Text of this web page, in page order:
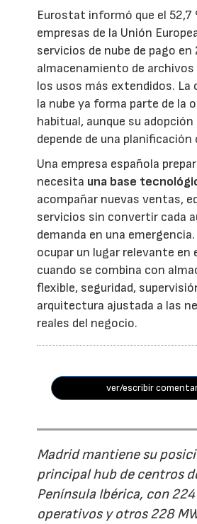
Eurostat informó que el 52,7
empresas de la Unión
servicios de nube de pago en
almacenamiento de
los usos más extendidos. La
la nube ya forma parte de la
habitual, aunque su
depende de una
Una empresa española
necesita una base
acompañar nuevas ventas,
servicios sin convertir cada
demanda en una emergencia.
ocupar un lugar relevante en
cuando se combina con
flexible, seguridad,
arquitectura ajustada a las
reales del negocio.
ver/escribir
Madrid mantiene su
principal hub de centros
Península Ibérica, con 224
operativos y otros 228